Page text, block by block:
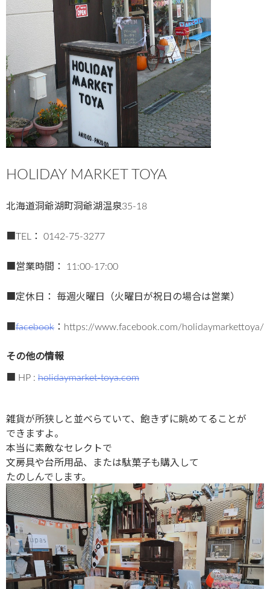
HOLIDAY MARKET TOYA
北海道洞爺湖町洞爺湖温泉35-18
■TEL： 0142-75-3277
■営業時間： 11:00-17:00
■定休日： 毎週火曜日（火曜日が祝日の場合は営業）
facebook ：https://www.facebook.com/holidaymarkettoya/
その他の情報
■ HP : holidaymarket-toya.com
雑貨が所狭しと並べらていて、飽きずに眺めてることが
できますよ。
本当に素敵なセレクトで
文房具や台所用品、または駄菓子も購入して
たのしんでします。